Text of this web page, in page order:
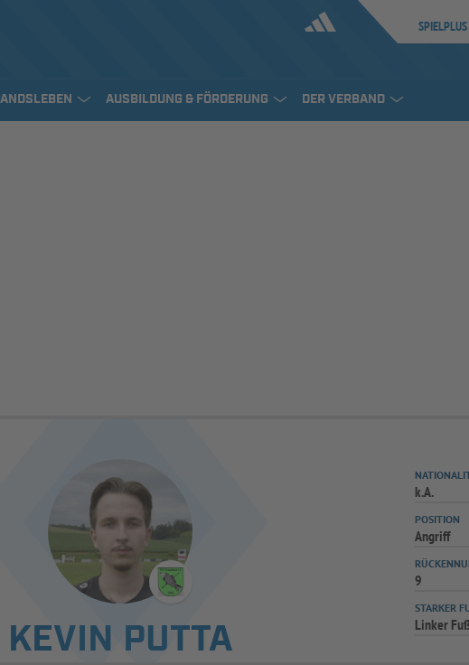
SPIELPLUS
AUSBILDUNG & FÖRDERUNG DER VERBAND
KEVIN PUTTA
k.A.
POSITION
Angriff
9
STARKER
Linker